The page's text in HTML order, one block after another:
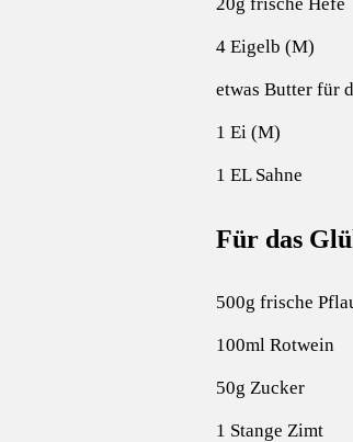
4 Eigelb (M)
etwas Butter für
1 Ei (M)
1 EL Sahne
Für das
500g frische
100ml Rotwein
50g Zucker
1 Stange Zimt